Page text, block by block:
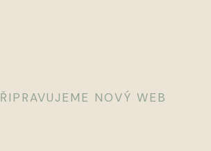
NOVÝ WEB